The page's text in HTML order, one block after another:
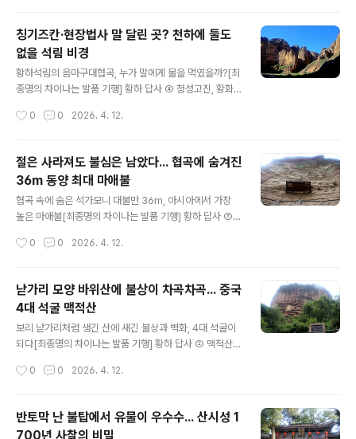
北) 4성(四省) 중 하나였다. 신중국 건국 후 행정체제 재편
으로 철폐된다. 분리되고 통합되거나 사라졌다. 면적이 줄
어들더니 1958년에 소수민족 자치구로 등장한다. 5개 자
치구 중 가장 작은 규모다. 실크로드를 따라왔다가 머물고
살아온 민족이다. 자치구의 서쪽 도시인 중웨이(中衛)로
lect/2015
칭기즈칸·현장법사 말 달린 곳? 천하에 둘도
없을 석림 비경
황하석림의 음마구대협곡, 누가 말에게 물을 먹였을까?[최
종명의 차이나는 발품 기행] 황하 답사 ④ 청성고진, 황화
中縣)에 위치한 고진을 찾아간다. 30번 국도(G)를 씽씽
로 넘어가는 국경도시 호르고스(霍爾果斯, Khorgos)에
이르는 도로다. 4,258km라 한다. 약 80km를 달리다 22
번 국도(G)로 갈아탄다. 칭다오 시작, 란저우 끝까지 겨우
1,873km다. 30km만 달린다. 톨게이트를 벗어나니 209
번 성도(S)다. 기사 내비게이션(導航)이 산길로 안내한다.
om/Collect/2015
0 0 2026. 4. 12.
절은 사라져도 불심은 남았다... 협곡에 숨겨진
36m 동양 최대 마애불
협곡 속에 숨은 석가모니 대불만 36m, 아시아에서 가장
높은 마애불[최종명의 차이나는 발품 기행] 황하 답사 ③
극심해 백성은 도탄에 빠진다. 시성 두보는 관직을 버리고
생활의 첫 기착지에서 100여 수의 시를 지었다. 천년 세월
을 지켜온 남곽사에 자주 오르며 통한의 아픔을 참으며 고
뇌했다. 시를 읊으며 남곽사로 간다. {계속}https://www.
hankookilbo.com/Collect/2015
0 0 2026. 4. 12.
낟가리 모양 바위산에 불상이 차곡차곡... 중국
4대 석굴 맥적산
보리 낟가리처럼 생긴 산에 새긴 불상과 벽화, 4대 석굴이
되다[최종명의 차이나는 발품 기행] 황하 답사 ② 맥적산석
설립된 뤄양의 백마사는 시작이었다. 중국의 사찰 숫자는
화가 지금까지 보존돼 우리를 즐겁게 한다. 누군가 중국에
0 0 2026. 4. 12.
반토막 난 불탑에서 유물이 우수수... 산시성 1
700년 사찰의 비밀